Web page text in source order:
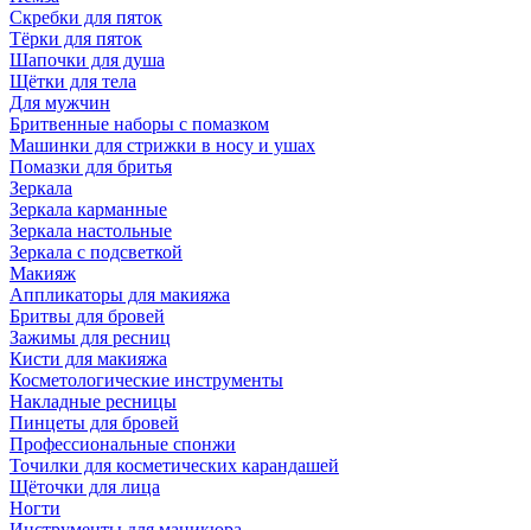
Скребки для пяток
Тёрки для пяток
Шапочки для душа
Щётки для тела
Для мужчин
Бритвенные наборы с помазком
Машинки для стрижки в носу и ушах
Помазки для бритья
Зеркала
Зеркала карманные
Зеркала настольные
Зеркала с подсветкой
Макияж
Аппликаторы для макияжа
Бритвы для бровей
Зажимы для ресниц
Кисти для макияжа
Косметологические инструменты
Накладные ресницы
Пинцеты для бровей
Профессиональные спонжи
Точилки для косметических карандашей
Щёточки для лица
Ногти